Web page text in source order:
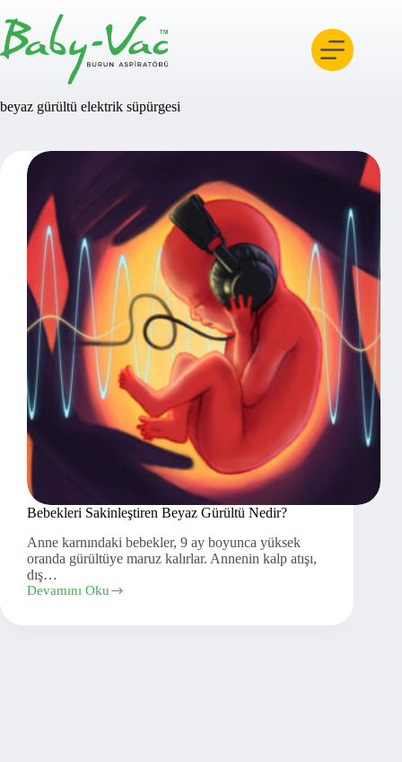
to
content
beyaz gürültü elektrik süpürgesi
Bebekleri Sakinleştiren Beyaz Gürültü Nedir?
Anne karnındaki bebekler, 9 ay boyunca yüksek
oranda gürültüye maruz kalırlar. Annenin kalp atışı,
dış…
Devamını Oku
Bebekleri
Beyaz